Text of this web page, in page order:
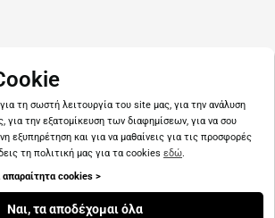
© 2026pharmado.gr
τη σωστή λειτουργία του site μας, για την ανάλυση
για την εξατομίκευση των διαφημίσεων, για να σου
εξυπηρέτηση και για να μαθαίνεις για τις προσφορές
τη πολιτική μας για τα cookies εδώ.
cookies >
Ναι, τα αποδέχομαι όλα